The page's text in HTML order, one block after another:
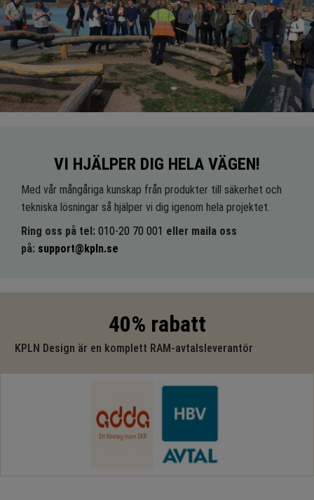
VI HJÄLPER DIG HELA VÄGEN!
Med vår mångåriga kunskap från produkter till säkerhet och
tekniska lösningar så hjälper vi dig igenom hela projektet.
Ring oss på tel: 010-20 70 001 eller maila oss
på: support@kpln.se
40% rabatt
KPLN Design är en komplett RAM-avtalsleverantör